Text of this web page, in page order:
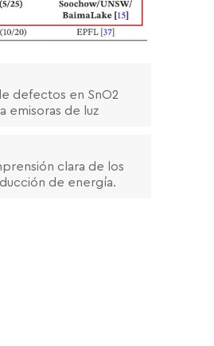
defectos en SnO2
emisoras de luz
clara de los
de energía.